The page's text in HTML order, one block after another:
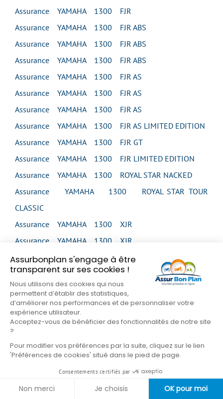
Assurbonplan s'engage à être
transparent sur ses cookies !
Nous utilisons des cookies qui nous
permettent d’établir des statistiques,
d’améliorer nos performances et de personnaliser votre
expérience utilisateur.
Acceptez-vous de bénéficier des fonctionnalités de notre site
?
Pour modifier vos préférences par la suite, cliquez sur le lien
'Préférences de cookies' situé dans le pied de page.
Consentements certifiés par
Non merci Je choisis OK pour moi
Assurance YAMAHA 1300 FJR
Assurance YAMAHA 1300 FJR ABS
Assurance YAMAHA 1300 FJR ABS
Assurance YAMAHA 1300 FJR ABS
Assurance YAMAHA 1300 FJR AS
Assurance YAMAHA 1300 FJR AS
Assurance YAMAHA 1300 FJR AS
Assurance YAMAHA 1300 FJR AS LIMITED EDITION
Assurance YAMAHA 1300 FJR GT
Assurance YAMAHA 1300 FJR LIMITED EDITION
Assurance YAMAHA 1300 ROYAL STAR NACKED
Assurance YAMAHA 1300 ROYAL STAR TOUR
CLASSIC
Assurance YAMAHA 1300 XJR
Assurance YAMAHA 1300 XJR
Assurance YAMAHA 1300 XJR
Assurance YAMAHA 1300 XJR
Assurance YAMAHA 1300 XJR SP
Assurance YAMAHA 1300 XVS MIDNIGHT STAR
Assurance YAMAHA 1300 XVS MIDNIGHT STAR
Assurance YAMAHA 1300 XVZ VENTURE
Assurance YAMAHA 1300 XVZ ROYAL STAR
VENTURE